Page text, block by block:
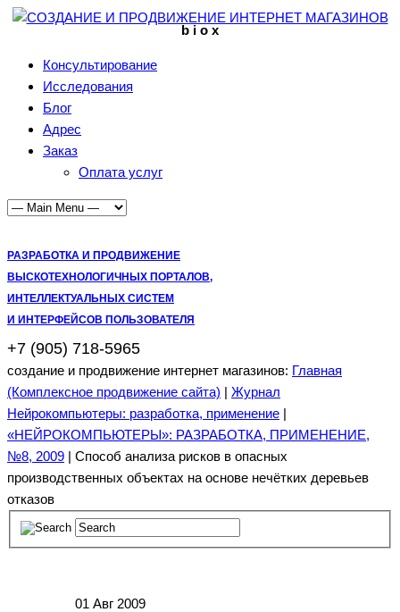
b i o x
Консультирование
Исследования
Блог
Адрес
Заказ
Оплата услуг
РАЗРАБОТКА И ПРОДВИЖЕНИЕ
ВЫСКОТЕХНОЛОГИЧНЫХ ПОРТАЛОВ,
ИНТЕЛЛЕКТУАЛЬНЫХ СИСТЕМ
И ИНТЕРФЕЙСОВ ПОЛЬЗОВАТЕЛЯ
+7 (905) 718-5965
создание и продвижение интернет магазинов: Главная
(Комплексное продвижение сайта) | Журнал
Нейрокомпьютеры: разработка, применение |
«НЕЙРОКОМПЬЮТЕРЫ»: РАЗРАБОТКА, ПРИМЕНЕНИЕ,
№8, 2009 | Способ анализа рисков в опасных
производственных объектах на основе нечётких деревьев
отказов
01 Авг 2009